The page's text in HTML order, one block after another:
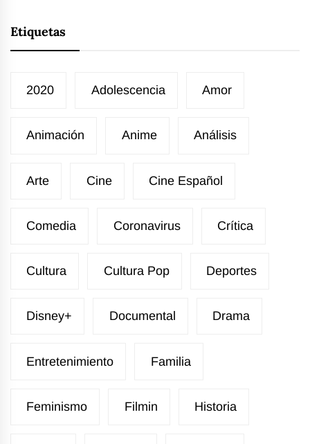
Etiquetas
2020 Adolescencia Amor
Animación Anime Análisis
Arte Cine Cine Español
Comedia Coronavirus Crítica
Cultura Cultura Pop Deportes
Disney+ Documental Drama
Entretenimiento Familia
Feminismo Filmin Historia